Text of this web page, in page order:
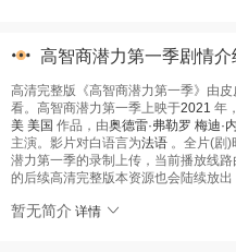
高智商潜力第一季剧情介
高清完整版《高智商潜力第一季》由
看。高智商潜力第一季上映于2021 年
美 美国 作品，由奥德雷·弗勒罗 梅迪·
主演。影片对白语言为法语 。全片(剧
潜力第一季的录制上传，当前播放线
的后续高清完整版本资源也会陆续放出
暂无简介 详情